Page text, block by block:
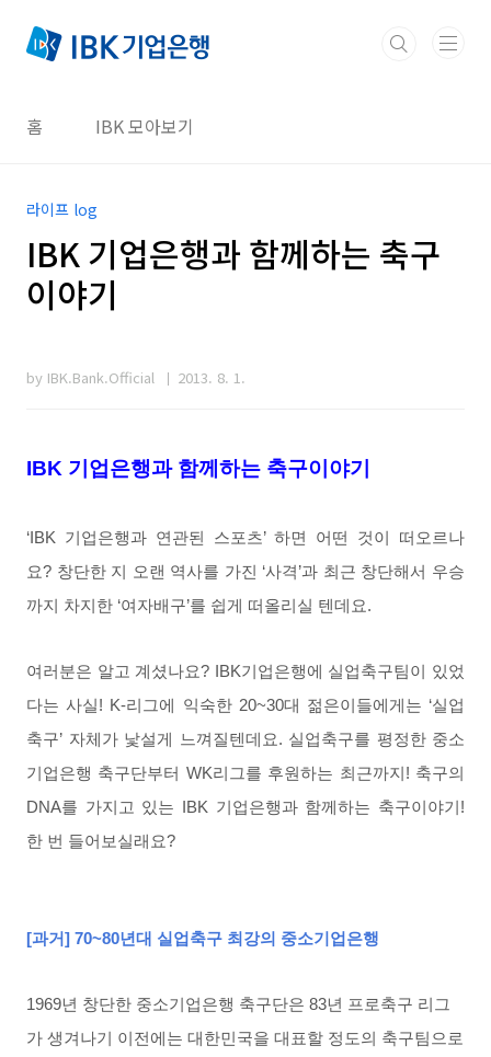
홈 IBK 모아보기
라이프 log
IBK 기업은행과 함께하는 축구
이야기
by IBK.Bank.Official 2013. 8. 1.
IBK 기업은행과 함께하는 축구이야기
‘IBK 기업은행과 연관된 스포츠’ 하면 어떤 것이 떠오르나
요? 창단한 지 오랜 역사를 가진 ‘사격’과 최근 창단해서 우승
까지 차지한 ‘여자배구’를 쉽게 떠올리실 텐데요.
여러분은 알고 계셨나요? IBK기업은행에 실업축구팀이 있었
다는 사실! K-리그에 익숙한 20~30대 젊은이들에게는 ‘실업
축구’ 자체가 낯설게 느껴질텐데요. 실업축구를 평정한 중소
기업은행 축구단부터 WK리그를 후원하는 최근까지! 축구의
DNA를 가지고 있는 IBK 기업은행과 함께하는 축구이야기!
한 번 들어보실래요?
[과거] 70~80년대 실업축구 최강의 중소기업은행
1969년 창단한 중소기업은행 축구단은 83년 프로축구 리그
가 생겨나기 이전에는 대한민국을 대표할 정도의 축구팀으로